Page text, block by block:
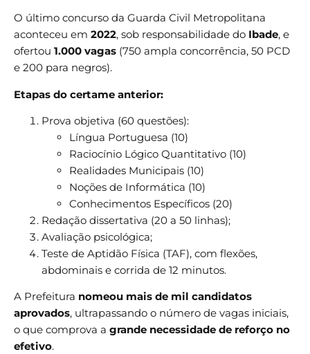
O último concurso da Guarda Civil Metropolitana
aconteceu em 2022, sob responsabilidade do Ibade, e
ofertou 1.000 vagas (750 ampla concorrência, 50 PCD
e 200 para negros).
Etapas do certame anterior:
Prova objetiva (60 questões):
Língua Portuguesa (10)
Raciocínio Lógico Quantitativo (10)
Realidades Municipais (10)
Noções de Informática (10)
Conhecimentos Específicos (20)
Redação dissertativa (20 a 50 linhas);
Avaliação psicológica;
Teste de Aptidão Física (TAF), com flexões,
abdominais e corrida de 12 minutos.
A Prefeitura nomeou mais de mil candidatos
aprovados, ultrapassando o número de vagas iniciais,
o que comprova a grande necessidade de reforço no
efetivo.